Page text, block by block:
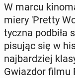
W marcu
mie­ry 'Pretty
tycz­na podbiła
pi­su­jąc się w
naj­bar­dziej
Gwiaz­dor filmu